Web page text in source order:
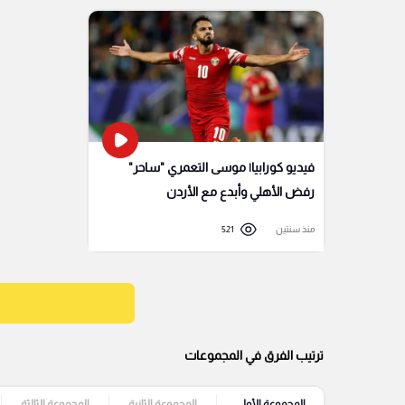
فيديو كورابيا| موسى التعمري "ساحر"
رفض الأهلي وأبدع مع الأردن
منذ سنتين 521
ترتيب الفرق في المجموعات